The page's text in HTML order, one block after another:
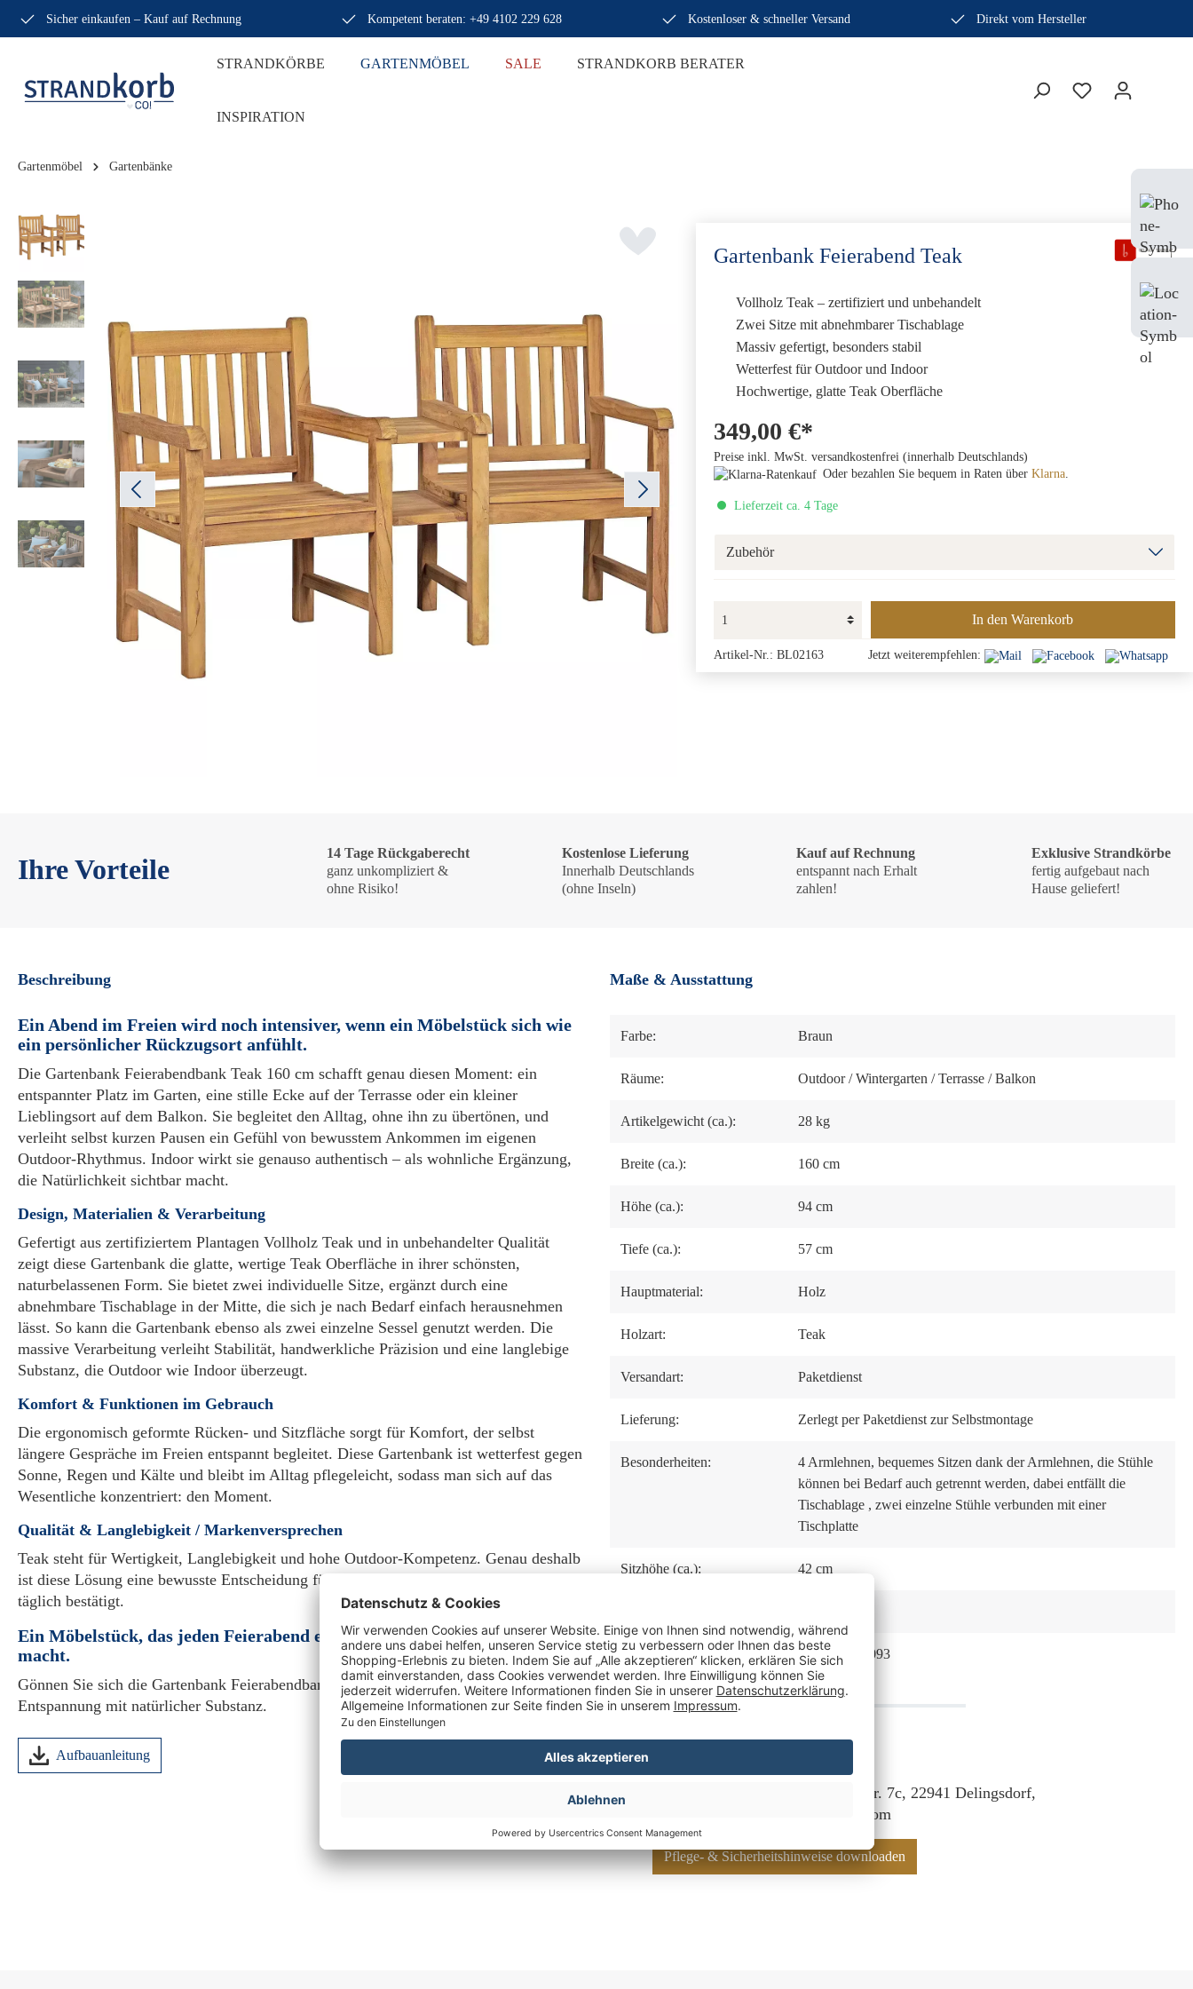
Sicher einkaufen – Kauf auf Rechnung Kompetent beraten: +49 4102 229 628 Kostenloser & schneller Versand Direkt vom Hersteller
STRANDKÖRBE GARTENMÖBEL SALE STRANDKORB BERATER
INSPIRATION
Gartenmöbel Gartenbänke
Gartenbank Feierabend Teak
Vollholz Teak – zertifiziert und unbehandelt
Zwei Sitze mit abnehmbarer Tischablage
Massiv gefertigt, besonders stabil
Wetterfest für Outdoor und Indoor
Hochwertige, glatte Teak Oberfläche
349,00 €*
Preise inkl. MwSt. versandkostenfrei (innerhalb Deutschlands)
Oder bezahlen Sie bequem in Raten über Klarna.
Lieferzeit ca. 4 Tage
Zubehör
In den Warenkorb
Artikel-Nr.: BL02163 Jetzt weiterempfehlen:
Ihre Vorteile
14 Tage Rückgaberecht
ganz unkompliziert &
ohne Risiko!
Kostenlose Lieferung
Innerhalb Deutschlands
(ohne Inseln)
Kauf auf Rechnung
entspannt nach Erhalt
zahlen!
Exklusive Strandkörbe
fertig aufgebaut nach
Hause geliefert!
Beschreibung
Ein Abend im Freien wird noch intensiver, wenn ein Möbelstück sich wie
ein persönlicher Rückzugsort anfühlt.
Die Gartenbank Feierabendbank Teak 160 cm schafft genau diesen Moment: ein
entspannter Platz im Garten, eine stille Ecke auf der Terrasse oder ein kleiner
Lieblingsort auf dem Balkon. Sie begleitet den Alltag, ohne ihn zu übertönen, und
verleiht selbst kurzen Pausen ein Gefühl von bewusstem Ankommen im eigenen
Outdoor-Rhythmus. Indoor wirkt sie genauso authentisch – als wohnliche Ergänzung,
die Natürlichkeit sichtbar macht.
Design, Materialien & Verarbeitung
Gefertigt aus zertifiziertem Plantagen Vollholz Teak und in unbehandelter Qualität
zeigt diese Gartenbank die glatte, wertige Teak Oberfläche in ihrer schönsten,
naturbelassenen Form. Sie bietet zwei individuelle Sitze, ergänzt durch eine
abnehmbare Tischablage in der Mitte, die sich je nach Bedarf einfach herausnehmen
lässt. So kann die Gartenbank ebenso als zwei einzelne Sessel genutzt werden. Die
massive Verarbeitung verleiht Stabilität, handwerkliche Präzision und eine langlebige
Substanz, die Outdoor wie Indoor überzeugt.
Komfort & Funktionen im Gebrauch
Die ergonomisch geformte Rücken- und Sitzfläche sorgt für Komfort, der selbst
längere Gespräche im Freien entspannt begleitet. Diese Gartenbank ist wetterfest gegen
Sonne, Regen und Kälte und bleibt im Alltag pflegeleicht, sodass man sich auf das
Wesentliche konzentriert: den Moment.
Qualität & Langlebigkeit / Markenversprechen
Teak steht für Wertigkeit, Langlebigkeit und hohe Outdoor-Kompetenz. Genau deshalb
ist diese Lösung eine bewusste Entscheidung für Qualität, die sich – Stück für Stück –
täglich bestätigt.
Ein Möbelstück, das jeden Feierabend ein kleines bisschen besonderer
macht.
Gönnen Sie sich die Gartenbank Feierabendbank Teak 160 cm – und erleben Sie
Entspannung mit natürlicher Substanz.
Aufbauanleitung
Maße & Ausstattung
Farbe: Braun
Räume: Outdoor / Wintergarten / Terrasse / Balkon
Artikelgewicht (ca.): 28 kg
Breite (ca.): 160 cm
Höhe (ca.): 94 cm
Tiefe (ca.): 57 cm
Hauptmaterial: Holz
Holzart: Teak
Versandart: Paketdienst
Lieferung: Zerlegt per Paketdienst zur Selbstmontage
Besonderheiten: 4 Armlehnen, bequemes Sitzen dank der Armlehnen, die Stühle
können bei Bedarf auch getrennt werden, dabei entfällt die
Tischablage , zwei einzelne Stühle verbunden mit einer
Tischplatte
Sitzhöhe (ca.): 42 cm
Herstellernummer: 4250792933093
Hersteller: Mr. Deko, Lübecker Str. 7c, 22941 Delingsdorf,
Deutschland, verkauf@mr-deko.com
Pflege- & Sicherheitshinweise downloaden